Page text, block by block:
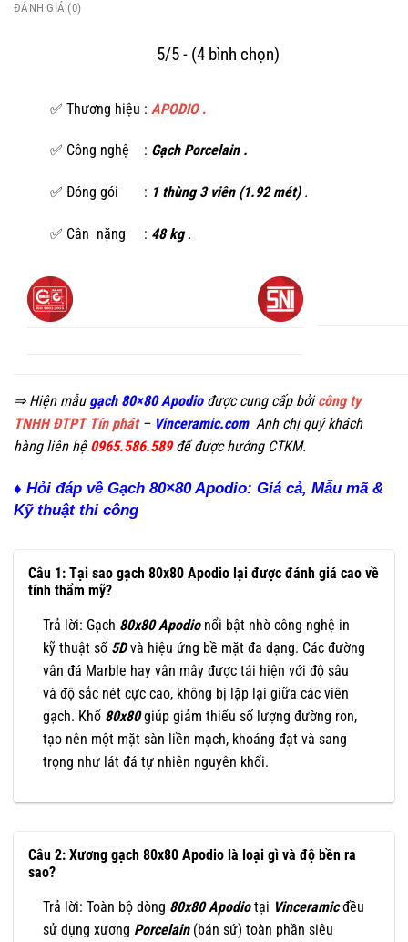
ĐÁNH GIÁ (0)
5/5 - (4 bình chọn)
✅ Thương hiệu : APODIO.
✅ Công nghệ : Gạch Porcelain .
✅ Đóng gói : 1 thùng 3 viên (1.92 mét).
✅ Cân nặng : 48 kg.
⇒ Hiện mẫu gạch 80×80 Apodiođược cung cấp bởicông ty
TNHH ĐTPT Tín phát – Vinceramic.com Anh chị quý khách
hàng liên hệ 0965.586.589để được hưởng CTKM.
♦ Hỏi đáp về Gạch 80×80 Apodio: Giá cả, Mẫu mã &
Kỹ thuật thi công
Câu 1: Tại sao gạch 80x80 Apodio lại được đánh giá cao về
tính thẩm mỹ?
Trả lời: Gạch 80x80 Apodionổi bật nhờ công nghệ in
kỹ thuật số 5Dvà hiệu ứng bề mặt đa dạng. Các đường
vân đá Marble hay vân mây được tái hiện với độ sâu
và độ sắc nét cực cao, không bị lặp lại giữa các viên
gạch. Khổ 80x80giúp giảm thiểu số lượng đường ron,
tạo nên một mặt sàn liền mạch, khoáng đạt và sang
trọng như lát đá tự nhiên nguyên khối.
Câu 2: Xương gạch 80x80 Apodio là loại gì và độ bền ra
sao?
Trả lời: Toàn bộ dòng 80x80 Apodiotại Vinceramicđều
sử dụng xương Porcelain(bán sứ) toàn phần siêu